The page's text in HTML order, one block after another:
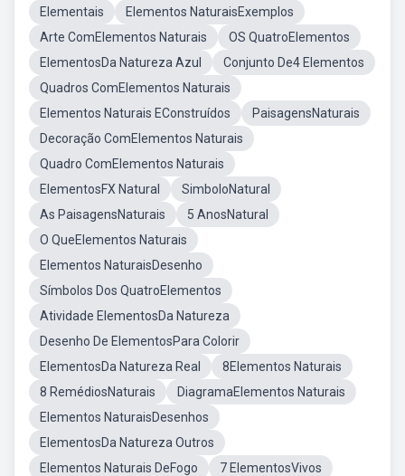
Elementais
Elementos NaturaisExemplos
Arte ComElementos Naturais
OS QuatroElementos
ElementosDa Natureza Azul
Conjunto De4 Elementos
Quadros ComElementos Naturais
Elementos Naturais EConstruídos
PaisagensNaturais
Decoração ComElementos Naturais
Quadro ComElementos Naturais
ElementosFX Natural
SimboloNatural
As PaisagensNaturais
5 AnosNatural
O QueElementos Naturais
Elementos NaturaisDesenho
Símbolos Dos QuatroElementos
Atividade ElementosDa Natureza
Desenho De ElementosPara Colorir
ElementosDa Natureza Real
8Elementos Naturais
8 RemédiosNaturais
DiagramaElementos Naturais
Elementos NaturaisDesenhos
ElementosDa Natureza Outros
Elementos Naturais DeFogo
7 ElementosVivos